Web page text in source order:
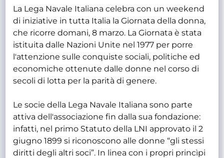
La Lega Navale Italiana celebra con un weekend
di iniziative in tutta Italia la Giornata della donna,
che ricorre domani, 8 marzo. La Giornata è stata
istituita dalle Nazioni Unite nel 1977 per porre
l'attenzione sulle conquiste sociali, politiche ed
economiche ottenute dalle donne nel corso di
secoli di lotta per la parità di genere.
Le socie della Lega Navale Italiana sono parte
attiva dell'associazione fin dalla sua fondazione:
infatti, nel primo Statuto della LNI approvato il 2
giugno 1899 si riconoscono alle donne “gli stessi
diritti degli altri soci”. In linea con i propri princìpi